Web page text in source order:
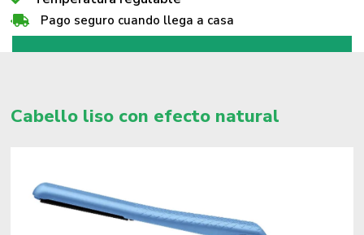
Seguro para el cabello
Pago seguro cuando llega a casa
Cabello liso con efecto natural